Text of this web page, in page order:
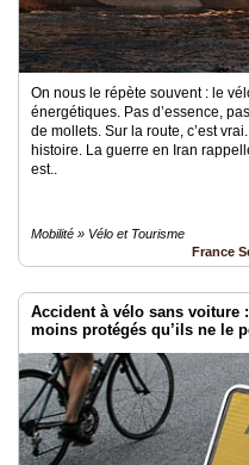
On nous le répète souvent : le
énergétiques. Pas d’essence,
de mollets. Sur la route, c’est
histoire. La guerre en Iran
est..
Mobilité » Vélo et Tourisme
France
Accident à vélo sans
moins protégés qu’ils ne le